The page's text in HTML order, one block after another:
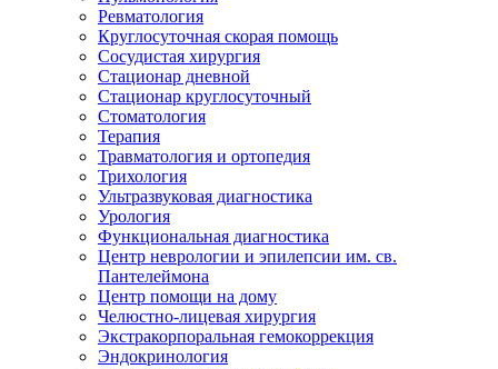
Ревматология
Круглосуточная скорая помощь
Сосудистая хирургия
Стационар дневной
Стационар круглосуточный
Стоматология
Терапия
Травматология и ортопедия
Трихология
Ультразвуковая диагностика
Урология
Функциональная диагностика
Центр неврологии и эпилепсии им. св.
Пантелеймона
Центр помощи на дому
Челюстно-лицевая хирургия
Экстракорпоральная гемокоррекция
Эндокринология